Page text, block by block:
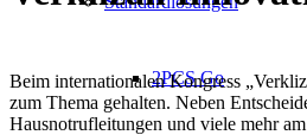
2PCS Go
Beim internationalen Kongress
zum Thema gehalten. Neben
Hausnotrufleitungen und viele mehr